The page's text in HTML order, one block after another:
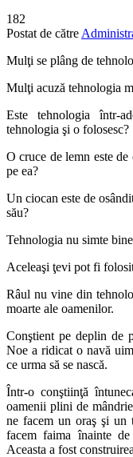
182
Postat de către
Mulţi se plâng de
Mulţi acuză tehnologia
Este tehnologia într-
tehnologia şi o folosesc?
O cruce de lemn este de
pe ea?
Un ciocan este de
său?
Tehnologia nu simte
Aceleaşi ţevi pot fi
Râul nu vine din
moarte ale oamenilor.
Conştient pe deplin de
Noe a ridicat o navă
ce urma să se nască.
Într-o conştiinţă
oamenii plini de
ne facem un oraş şi un
facem faima înainte
Aceasta a fost